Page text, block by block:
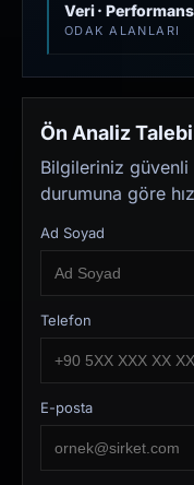
Veri ·
ODAK ALANLARI
Ön Analiz Talebi
Bilgileriniz
durumuna göre
Ad Soyad
Telefon
E-posta